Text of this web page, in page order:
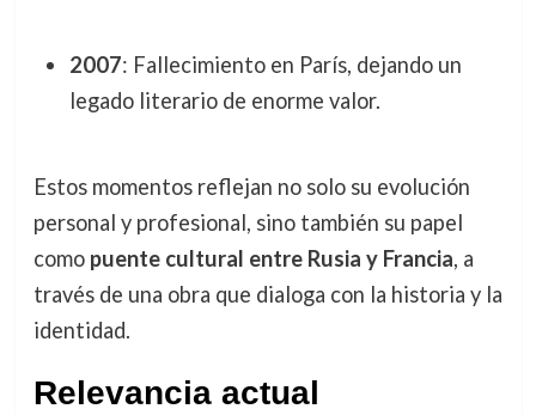
2007: Fallecimiento en París, dejando un
legado literario de enorme valor.
Estos momentos reflejan no solo su evolución
personal y profesional, sino también su papel
como puente cultural entre Rusia y Francia, a
través de una obra que dialoga con la historia y la
identidad.
Relevancia actual